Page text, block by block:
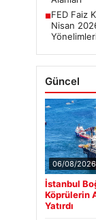
■FED Faiz
Nisan
Güncel
06/08/2026
İstanbul
Köprülerin
Yatırdı